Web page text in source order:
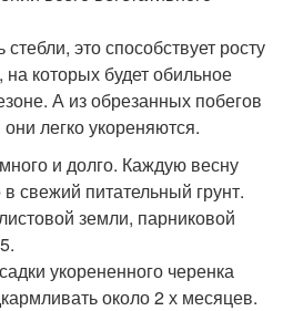
это способствует росту
которых будет обильное
А из обрезанных побегов
легко укореняются.
и долго. Каждую весну
свежий питательный грунт.
земли, парниковой
укорененного черенка
около 2 х месяцев.